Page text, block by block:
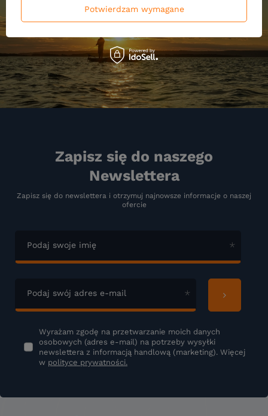
Zapisz się do naszego
Newslettera
Zapisz się do newslettera i otrzymuj najnowsze informacje o naszej
ofercie
Podaj swoje imię
Podaj swój adres e-mail
Wyrażam zgodę na przetwarzanie moich danych
osobowych (adres e-mail) na potrzeby wysyłki
newslettera z informacją handlową (marketing). Więcej
w polityce prywatności.
Potwierdzam wymagane